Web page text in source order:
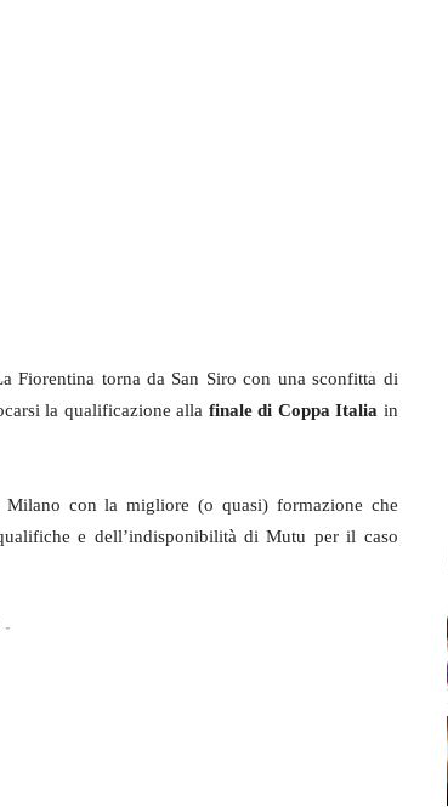
Fiorentina torna da San Siro con una sconfitta di
la qualificazione alla finale di Coppa Italia in
con la migliore (o quasi) formazione che
e dell’indisponibilità di Mutu per il caso
-